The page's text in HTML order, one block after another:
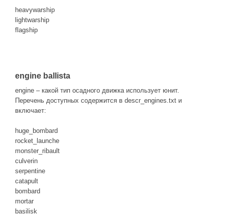
heavywarship
lightwarship
flagship
engine ballista
engine – какой тип осадного движка использует юнит.
Перечень доступных содержится в descr_engines.txt и
включает:
huge_bombard
rocket_launche
monster_ribault
culverin
serpentine
catapult
bombard
mortar
basilisk